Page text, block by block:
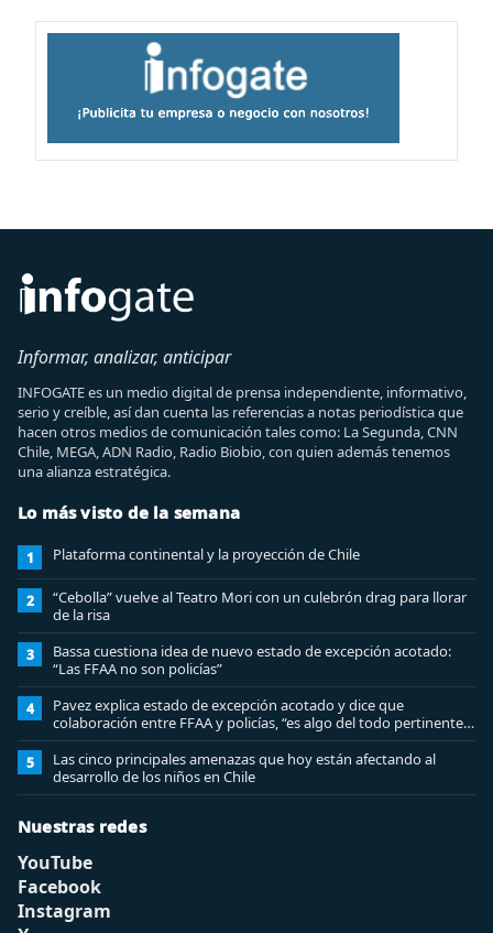
Informar, analizar, anticipar
INFOGATE es un medio digital de prensa independiente, informativo,
serio y creíble, así dan cuenta las referencias a notas periodística que
hacen otros medios de comunicación tales como: La Segunda, CNN
Chile, MEGA, ADN Radio, Radio Biobio, con quien además tenemos
una alianza estratégica.
Lo más visto de la semana
1 Plataforma continental y la proyección de Chile
2
“Cebolla” vuelve al Teatro Mori con un culebrón drag para llorar
de la risa
3
Bassa cuestiona idea de nuevo estado de excepción acotado:
“Las FFAA no son policías”
4
Pavez explica estado de excepción acotado y dice que
colaboración entre FFAA y policías, “es algo del todo pertinente
analizar”
5
Las cinco principales amenazas que hoy están afectando al
desarrollo de los niños en Chile
Nuestras redes
YouTube
Facebook
Instagram